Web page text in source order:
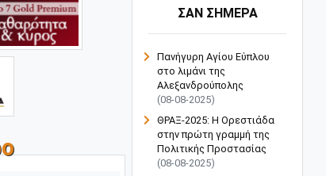
ΣΑΝ ΣΗΜΕΡΑ
Πανήγυρη Αγίου Εύπλου
στο λιμάνι της
Αλεξανδρούπολης
(08-08-2025)
ΘΡΑΞ-2025: Η Ορεστιάδα
στην πρώτη γραμμή της
Πολιτικής Προστασίας
(08-08-2025)